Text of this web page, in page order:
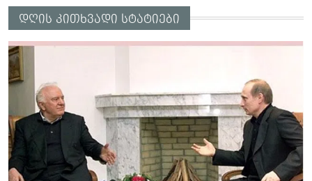
დღის კითხვადი სტატიები